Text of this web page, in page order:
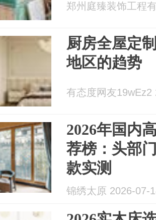
郑州庭臻装饰工程
厨房全屋定
地区的趋势
有态度网友19wEz2
2026年国内
荐榜：头部
款实测
锦绣太原 2026-07-